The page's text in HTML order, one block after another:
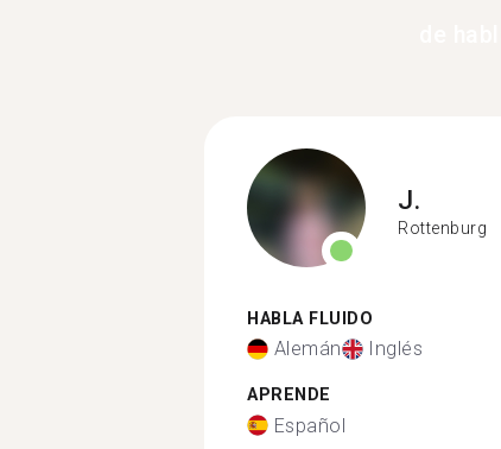
J.
Rottenburg
HABLA FLUIDO
Alemán Inglés
APRENDE
Español